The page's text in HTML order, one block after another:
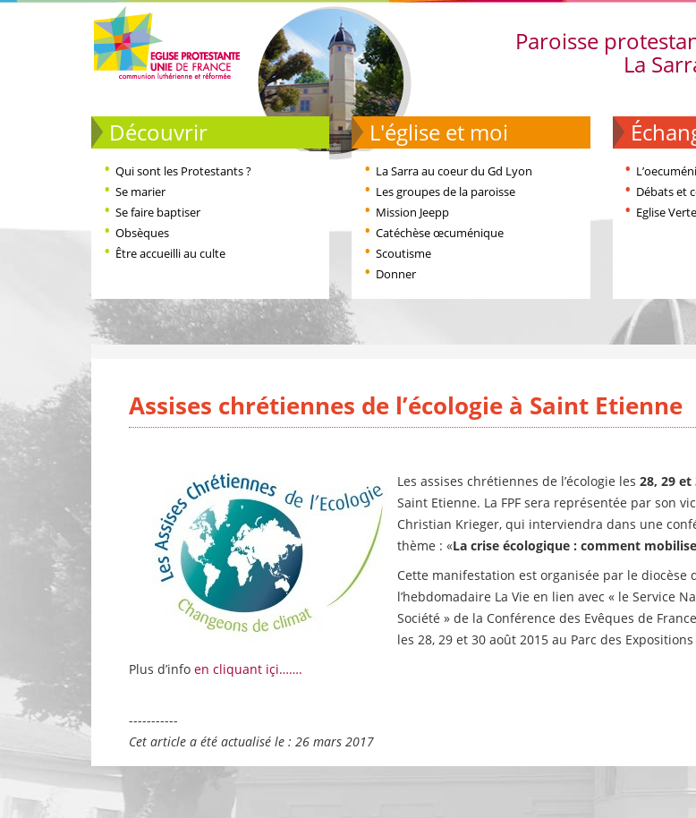
Paroisse
La
Découvrir
Qui sont les Protestants ?
Se marier
Se faire baptiser
Obsèques
Être accueilli au culte
L'église et moi
La Sarra au coeur du Gd Lyon
Les groupes de la paroisse
Mission Jeepp
Catéchèse œcuménique
Scoutisme
Donner
Débats et
Eglise Verte
Assises chrétiennes de l’écologie à Saint Etienne
Les assises chrétiennes de l’écologie les28, 29 et
Saint Etienne. La FPF sera représentée par son
Christian Krieger, qui interviendra dans une
thème : «La crise écologique : comment
Cette manifestation est organisée par le diocèse
l’hebdomadaire La Vie en lien avec « le Service
Société » de la Conférence des Evêques de
les 28, 29 et 30 août 2015 au Parc des
Plus d’infoen cliquant içi…….
-----------
Cet article a été actualisé le : 26 mars 2017